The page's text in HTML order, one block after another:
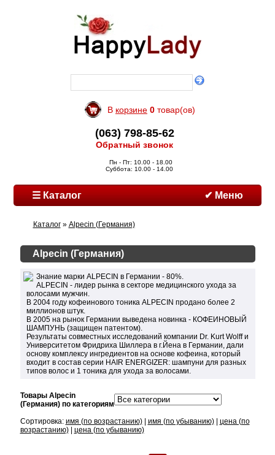
В корзине 0 товар(ов)
(063) 798-85-62
Обратный звонок
Пн - Пт: 10.00 - 18.00
Суббота: 10.00 - 14.00
☰ Каталог ✔ Меню
Каталог» Alpecin (Германия)
Alpecin (Германия)
Знание марки ALPECIN в Германии - 80%.
ALPECIN - лидер рынка в секторе медицинского ухода за
волосами мужчин.
В 2004 году кофеинового тоника ALPECIN продано более 2
миллионов штук.
В 2005 на рынок Германии выведена новинка - КОФЕИНОВЫЙ
ШАМПУНЬ (защищен патентом).
Результаты совместных исследований компании Dr. Kurt Wolff и
Университетом Фридриха Шиллера в г.Йена в Германии, дали
основу комплексу ингредиентов на основе кофеина, который
входит в состав серии HAIR ENERGIZER: шампуни для разных
типов волос и 1 тоника для ухода за волосами.
Товары Alpecin
(Германия) по категориям
Сортировка: имя (по возрастанию)| имя (по убыванию)| цена (по
возрастанию)| цена (по убыванию)